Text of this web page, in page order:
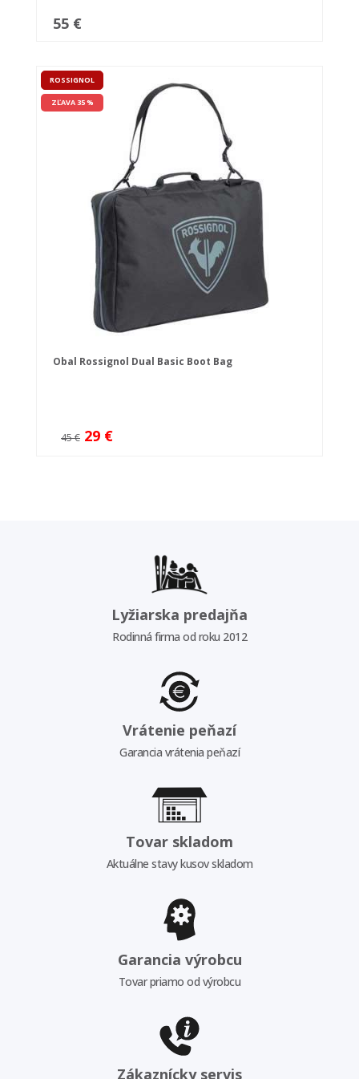
55 €
ROSSIGNOL
ZĽAVA 35 %
Obal Rossignol Dual Basic Boot Bag
45 € 29 €
Lyžiarska predajňa
Rodinná firma od roku 2012
Vrátenie peňazí
Garancia vrátenia peňazí
Tovar skladom
Aktuálne stavy kusov skladom
Garancia výrobcu
Tovar priamo od výrobcu
Zákaznícky servis